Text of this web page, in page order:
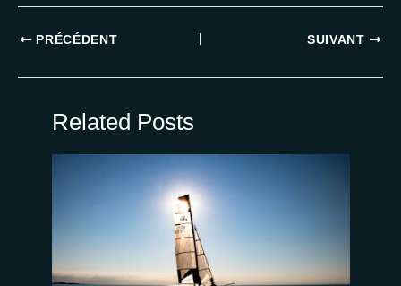
PRÉCÉDENT SUIVANT
Related Posts